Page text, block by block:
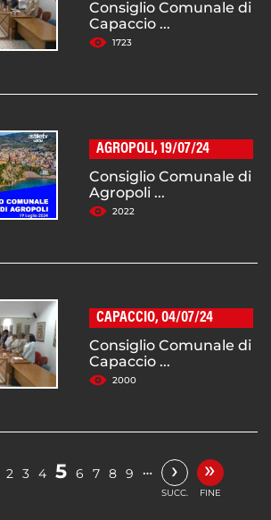
Consiglio Comunale di
Capaccio ...
1723
AGROPOLI, 19/07/24
Consiglio Comunale di
Agropoli ...
2022
CAPACCIO, 04/07/24
Consiglio Comunale di
Capaccio ...
2000
2 3 4 5 6 7 8 9 … ›
SUCC.
»
FINE